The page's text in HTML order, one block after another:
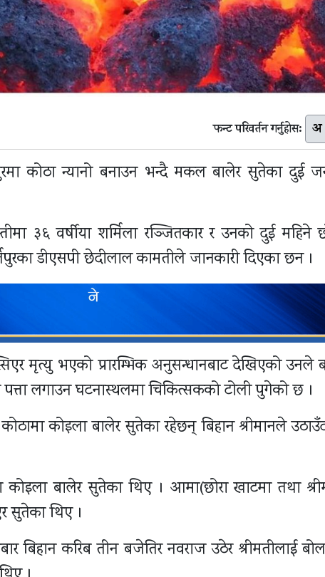
फन्ट परिवर्तन गर्नुहोस: अ
कोठा न्यानो बनाउन भन्दै मकल बालेर सुतेका दुई
३६ वर्षीया शर्मिला रञ्जितकार र उनको दुई महिने
डीएसपी छेदीलाल कामतीले जानकारी दिएका छन ।
मृत्यु भएको प्रारम्भिक अनुसन्धानबाट देखिएको उनले
पत्ता लगाउन घटनास्थलमा चिकित्सकको टोली पुगेको छ ।
कोइला बालेर सुतेका रहेछन् बिहान श्रीमानले
कोइला बालेर सुतेका थिए । आमा(छोरा खाटमा तथा
सुतेका थिए ।
बिहान करिब तीन बजेतिर नवराज उठेर श्रीमतीलाई